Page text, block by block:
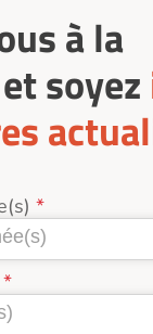
à la
et soyez